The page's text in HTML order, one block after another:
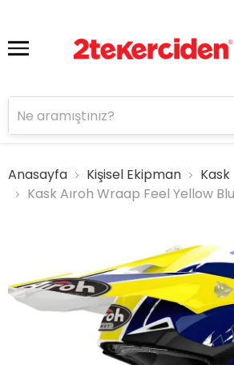
Anasayfa Kişisel Ekipman Kask
Kask Aıroh Wraap Feel Yellow